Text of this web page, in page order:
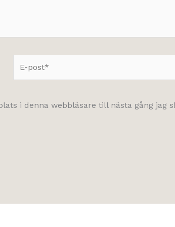
post*
i denna webbläsare till nästa gång jag